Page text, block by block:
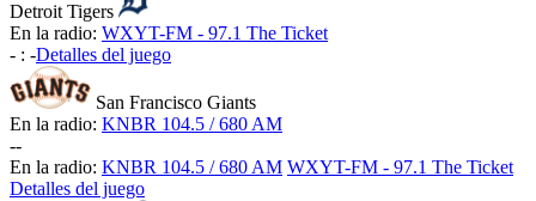
Detroit Tigers
En la radio: WXYT-FM - 97.1 The Ticket
- : -Detalles del juego
San Francisco Giants
En la radio: KNBR 104.5 / 680 AM
--
En la radio: KNBR 104.5 / 680 AM WXYT-FM - 97.1 The Ticket
Detalles del juego